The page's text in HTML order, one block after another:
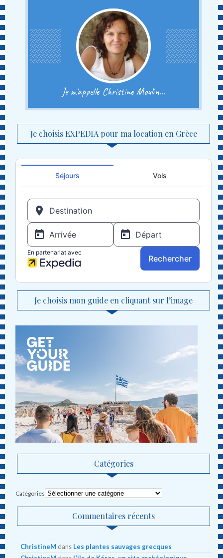
Je m'appelle Christine Moulin...
Je choisis EXPEDIA pour ma location en Grèce
Je choisis mon guide en cliquant sur l’image
Catégories
Catégories
Commentaires récents
ChristineM dans Les plantes sauvages grecques